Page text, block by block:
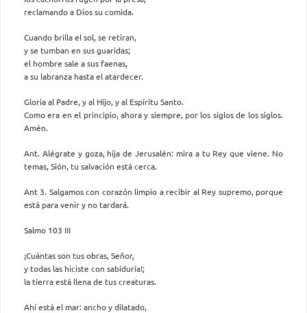
reclamando a Dios su comida.
Cuando brilla el sol, se retiran,
y se tumban en sus guaridas;
el hombre sale a sus faenas,
a su labranza hasta el atardecer.
Gloria al Padre, y al Hijo, y al Espíritu Santo.
Como era en el principio, ahora y siempre, por los siglos de los siglos.
Amén.
Ant. Alégrate y goza, hija de Jerusalén: mira a tu Rey que viene. No
temas, Sión, tu salvación está cerca.
Ant 3. Salgamos con corazón limpio a recibir al Rey supremo, porque
está para venir y no tardará.
Salmo 103 III
¡Cuántas son tus obras, Señor,
y todas las hiciste con sabiduría!;
la tierra está llena de tus creaturas.
Ahí está el mar: ancho y dilatado,